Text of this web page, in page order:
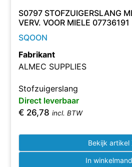
S0797 STOFZUIGERSLANG
VERV. VOOR MIELE 07736191
SQOON
Fabrikant
ALMEC SUPPLIES
Stofzuigerslang
Direct leverbaar
€ 26,78 incl. BTW
Bekijk artikel
In winkelmand